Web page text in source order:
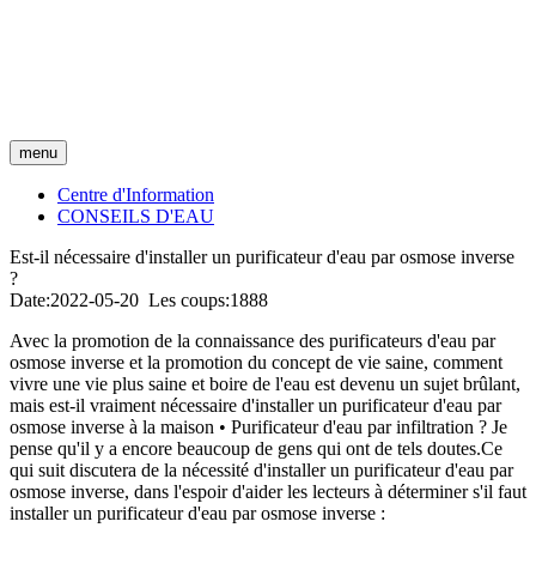
menu
Centre d'Information
CONSEILS D'EAU
Est-il nécessaire d'installer un purificateur d'eau par osmose inverse
?
Date:2022-05-20 Les coups:1888
Avec la promotion de la connaissance des purificateurs d'eau par
osmose inverse et la promotion du concept de vie saine, comment
vivre une vie plus saine et boire de l'eau est devenu un sujet brûlant,
mais est-il vraiment nécessaire d'installer un purificateur d'eau par
osmose inverse à la maison • Purificateur d'eau par infiltration ? Je
pense qu'il y a encore beaucoup de gens qui ont de tels doutes.Ce
qui suit discutera de la nécessité d'installer un purificateur d'eau par
osmose inverse, dans l'espoir d'aider les lecteurs à déterminer s'il faut
installer un purificateur d'eau par osmose inverse :